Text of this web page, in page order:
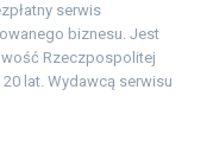
serwis
biznesu. Jest
Rzeczpospolitej
lat. Wydawcą serwisu